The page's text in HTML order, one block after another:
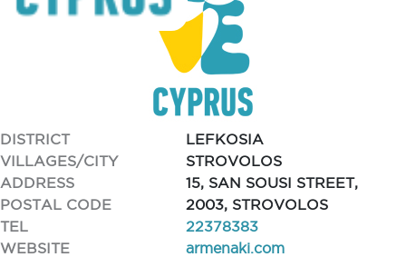
DISTRICT
LEFKOSIA
VILLAGES/CITY
STROVOLOS
ADDRESS
15, SAN SOUSI STREET,
POSTAL CODE
2003, STROVOLOS
TEL
22378383
WEBSITE
armenaki.com